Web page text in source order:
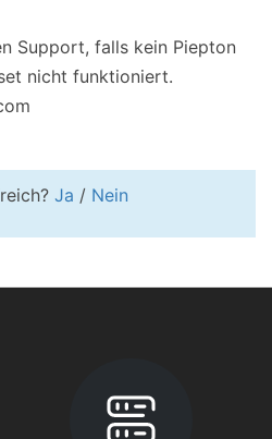
Support, falls kein Piepton
nicht funktioniert.
Ja / Nein